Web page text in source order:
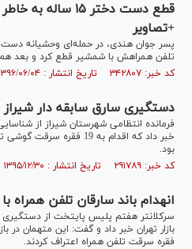
قطع دست دختر ۱۵
+تصاویر
تلفن همراهش با شمشیر قطع کرد و بعد
کد خبر: ۳۴۲۸۰۷ تاریخ انتشار : ۱۳۹۶/۰۶/۰۴
دستگیری سارق سابقه دار شیراز با 19 فقره
فرمانده انتظامی شهرستان شیراز از
خبر داد كه اقدام به 19
بود.
کد خبر: ۲۹۱۷۸۹ تاریخ انتشار : ۱۳۹۵/۱۲/۳۰
انهدام باند سارقان تلفن همراه با بیش از
سرکلانتر هفتم پلیس پایتخت از
فقره سرقت تلفن همراه اعتراف کردند.